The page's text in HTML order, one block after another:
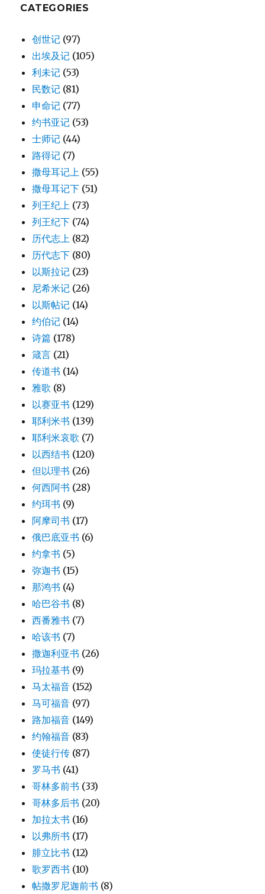
CATEGORIES
创世记 (97)
出埃及记 (105)
利未记 (53)
民数记 (81)
申命记 (77)
约书亚记 (53)
士师记 (44)
路得记 (7)
撒母耳记上 (55)
撒母耳记下 (51)
列王纪上 (73)
列王纪下 (74)
历代志上 (82)
历代志下 (80)
以斯拉记 (23)
尼希米记 (26)
以斯帖记 (14)
约伯记 (14)
诗篇 (178)
箴言 (21)
传道书 (14)
雅歌 (8)
以赛亚书 (129)
耶利米书 (139)
耶利米哀歌 (7)
以西结书 (120)
但以理书 (26)
何西阿书 (28)
约珥书 (9)
阿摩司书 (17)
俄巴底亚书 (6)
约拿书 (5)
弥迦书 (15)
那鸿书 (4)
哈巴谷书 (8)
西番雅书 (7)
哈该书 (7)
撒迦利亚书 (26)
玛拉基书 (9)
马太福音 (152)
马可福音 (97)
路加福音 (149)
约翰福音 (83)
使徒行传 (87)
罗马书 (41)
哥林多前书 (33)
哥林多后书 (20)
加拉太书 (16)
以弗所书 (17)
腓立比书 (12)
歌罗西书 (10)
帖撒罗尼迦前书 (8)